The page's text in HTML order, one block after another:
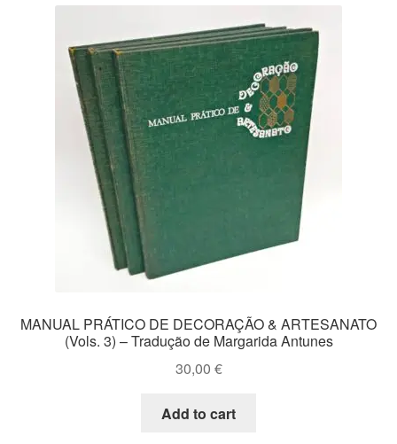
MANUAL PRÁTICO DE DECORAÇÃO & ARTESANATO
(Vols. 3) – Tradução de Margarida Antunes
30,00 €
Add to cart